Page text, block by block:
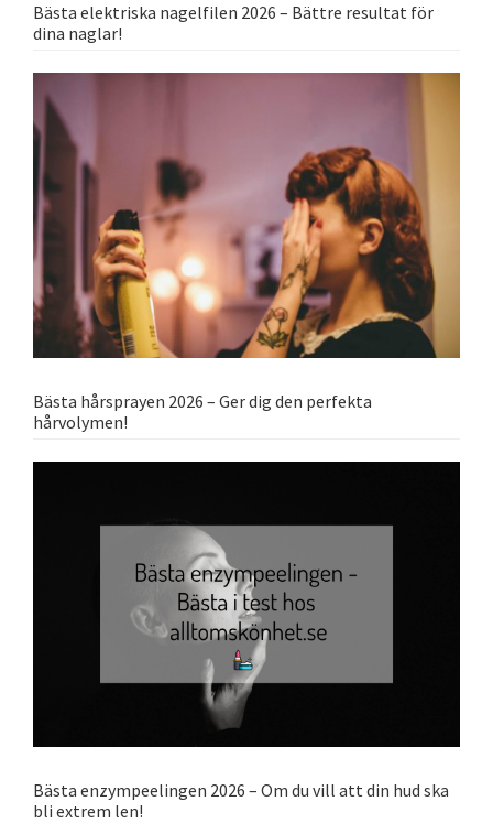
Bästa elektriska nagelfilen 2026 – Bättre resultat för
dina naglar!
Bästa hårsprayen 2026 – Ger dig den perfekta
hårvolymen!
Bästa enzympeelingen 2026 – Om du vill att din hud ska
bli extrem len!